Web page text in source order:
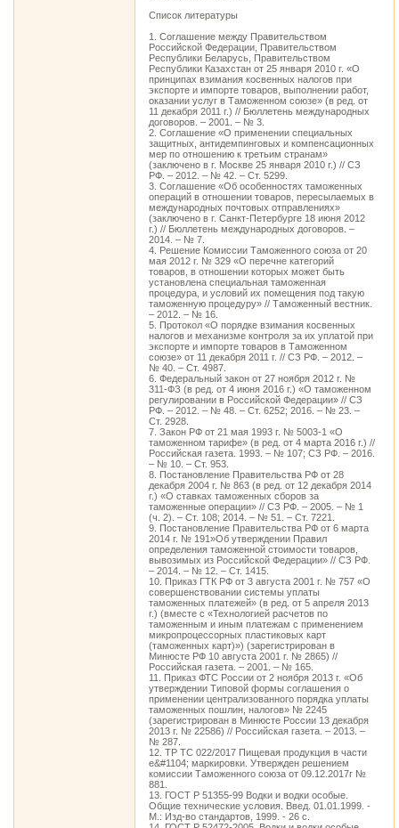
Список литературы
1. Соглашение между Правительством
Российской Федерации, Правительством
Республики Беларусь, Правительством
Республики Казахстан от 25 января 2010 г. «О
принципах взимания косвенных налогов при
экспорте и импорте товаров, выполнении работ,
оказании услуг в Таможенном союзе» (в ред. от
11 декабря 2011 г.) // Бюллетень международных
договоров. – 2001. – № 3.
2. Соглашение «О применении специальных
защитных, антидемпинговых и компенсационных
мер по отношению к третьим странам»
(заключено в г. Москве 25 января 2010 г.) // СЗ
РФ. – 2012. – № 42. – Ст. 5299.
3. Соглашение «Об особенностях таможенных
операций в отношении товаров, пересылаемых в
международных почтовых отправлениях»
(заключено в г. Санкт-Петербурге 18 июня 2012
г.) // Бюллетень международных договоров. –
2014. – № 7.
4. Решение Комиссии Таможенного союза от 20
мая 2012 г. № 329 «О перечне категорий
товаров, в отношении которых может быть
установлена специальная таможенная
процедура, и условий их помещения под такую
таможенную процедуру» // Таможенный вестник.
– 2012. – № 16.
5. Протокол «О порядке взимания косвенных
налогов и механизме контроля за их уплатой при
экспорте и импорте товаров в Таможенном
союзе» от 11 декабря 2011 г. // СЗ РФ. – 2012. –
№ 40. – Ст. 4987.
6. Федеральный закон от 27 ноября 2012 г. №
311-ФЗ (в ред. от 4 июня 2016 г.) «О таможенном
регулировании в Российской Федерации» // СЗ
РФ. – 2012. – № 48. – Ст. 6252; 2016. – № 23. –
Ст. 2928.
7. Закон РФ от 21 мая 1993 г. № 5003-1 «О
таможенном тарифе» (в ред. от 4 марта 2016 г.) //
Российская газета. 1993. – № 107; СЗ РФ. – 2016.
– № 10. – Ст. 953.
8. Постановление Правительства РФ от 28
декабря 2004 г. № 863 (в ред. от 12 декабря 2014
г.) «О ставках таможенных сборов за
таможенные операции» // СЗ РФ. – 2005. – № 1
(ч. 2). – Ст. 108; 2014. – № 51. – Ст. 7221.
9. Постановление Правительства РФ от 6 марта
2014 г. № 191»Об утверждении Правил
определения таможенной стоимости товаров,
вывозимых из Российской Федерации» // СЗ РФ.
– 2014. – № 12. – Ст. 1415.
10. Приказ ГТК РФ от 3 августа 2001 г. № 757 «О
совершенствовании системы уплаты
таможенных платежей» (в ред. от 5 апреля 2013
г.) (вместе с «Технологией расчетов по
таможенным и иным платежам с применением
микропроцессорных пластиковых карт
(таможенных карт)») (зарегистрирован в
Минюсте РФ 10 августа 2001 г. № 2865) //
Российская газета. – 2001. – № 165.
11. Приказ ФТС России от 2 ноября 2013 г. «Об
утверждении Типовой формы соглашения о
применении централизованного порядка уплаты
таможенных пошлин, налогов» № 2245
(зарегистрирован в Минюсте России 13 декабря
2013 г. № 22586) // Российская газета. – 2013. –
№ 287.
12. ТР ТС 022/2017 Пищевая продукция в части
е&#1104; маркировки. Утвержден решением
комиссии Таможенного союза от 09.12.2017г №
881.
13. ГОСТ Р 51355-99 Водки и водки особые.
Общие технические условия. Введ. 01.01.1999. -
М.: Изд-во стандартов, 1999. - 26 с.